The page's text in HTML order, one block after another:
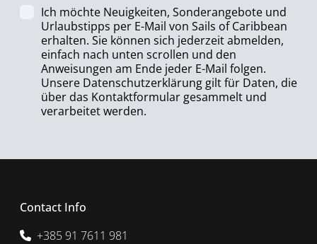
Ich möchte Neuigkeiten, Sonderangebote und
Urlaubstipps per E-Mail von Sails of Caribbean
erhalten. Sie können sich jederzeit abmelden,
einfach nach unten scrollen und den
Anweisungen am Ende jeder E-Mail folgen.
Unsere Datenschutzerklärung gilt für Daten, die
über das Kontaktformular gesammelt und
verarbeitet werden.
Contact Info
+385 91 7611 981